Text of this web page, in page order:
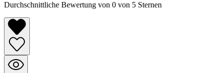
Durchschnittliche Bewertung von 0 von 5 Sternen